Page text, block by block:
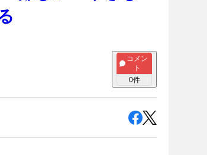
コメン
ト
0件